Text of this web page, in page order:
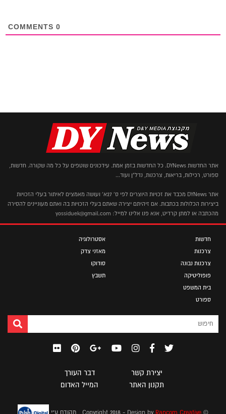
0
אתר החדשות DYNews. כל החדשות בזמן אמת. עידכונים שוטפים על כל מה שקורה. חדשות,
ספורט, רכילות, בריאות, צרכנות, נדל"ן ועוד...
אתר DYNews מכבד את זכויות היוצרים לפי ס' 27א' ועושה מאמצים לאיתור בעלי הזכויות
ביצירות הכלולות בכתבות. אם זיהיתם יצירה שאתם בעלי הזכויות בה ואתם מעוניינים להסירה
מהכתבה או למתן קרדיט, אנא פנו אלינו למייל: yossiduek@gmail.com
חדשות
צרכנות
צרכנות נבונה
פופוליטיקה
בית המשפט
ספורט
אסטרולוגיה
מאזני צדק
סודוקו
תשבץ
יצירת קשר
דבר העורך
תקנון האתר
המייל האדום